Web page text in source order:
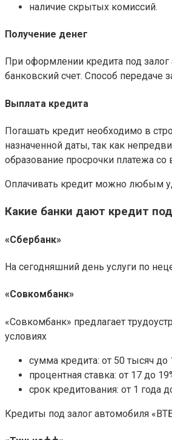
наличие скрытых комиссий.
Получение денег
При оформлении кредита под
банковский счет. Способ передаче
Выплата кредита
Погашать кредит необходимо в
назначенной даты, так как
образование просрочки платежа
Оплачивать кредит можно любым
Какие банки дают кредит
«Сбербанк»
На сегодняшний день услуги по
«Совкомбанк»
«Совкомбанк» предлагает
условиях
сумма кредита: от 50 тысяч
процентная ставка: от 17 до
срок кредитования: от 1 года
Кредиты под залог автомобиля